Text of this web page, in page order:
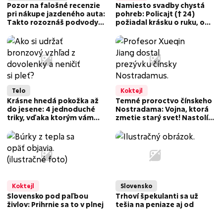
Pozor na falošné recenzie
pri nákupe jazdeného auta:
Takto rozoznáš podvody
Namiesto svadby chystá
pohreb: Policajt († 24)
požiadal krásku o ruku, o
život!
Telo
Krásne hnedá pokožka až
do jesene: 4 jednoduché
triky, vďaka ktorým vám
nezmizne
Koktejl
Temné proroctvo čínskeho
Nostradama: Vojna, ktorá
zmetie starý svet! Nastolí
Koktejl
Slovensko pod paľbou
živlov: Prihrnie sa to v plnej
Slovensko
Trhoví špekulanti sa už
tešia na peniaze aj od